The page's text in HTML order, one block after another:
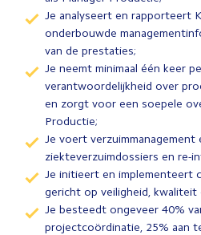
Je analyseert en rapporteert
onderbouwde
van de prestaties;
Je neemt minimaal één keer
verantwoordelijkheid over
en zorgt voor een soepele
Productie;
Je voert
ziekteverzuimdossiers en re-
Je initieert en implementeert
gericht op veiligheid, kwaliteit
Je besteedt ongeveer 40%
projectcoördinatie, 25% aan